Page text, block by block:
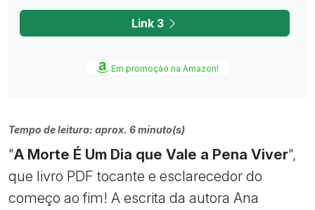
Link 3
Em promoção na Amazon!
Tempo de leitura: aprox. 6 minuto(s)
"A Morte É Um Dia que Vale a Pena Viver",
que livro PDF tocante e esclarecedor do
começo ao fim! A escrita da autora Ana